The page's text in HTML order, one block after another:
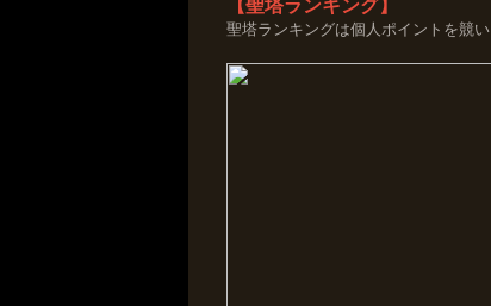
【聖塔ランキング】
聖塔ランキングは個人ポイントを競